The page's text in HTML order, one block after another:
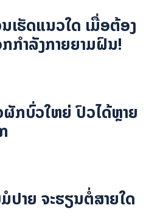
ເຮັດແນວໃດ ເມື່ອຕ້ອງ
ກຳລັງກາຍຍາມຝົນ!
ກບົ່ວໃຫຍ່ ປົວໄດ້ຫຼາຍ
ປາຍ ຈະຮຽນຕໍ່ສາຍໃດ